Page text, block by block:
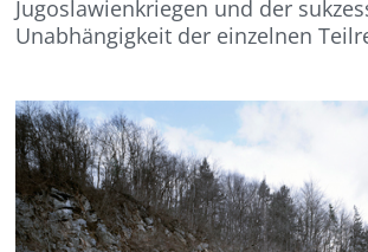
Jugoslawienkriegen und der
Unabhängigkeit der einzelnen